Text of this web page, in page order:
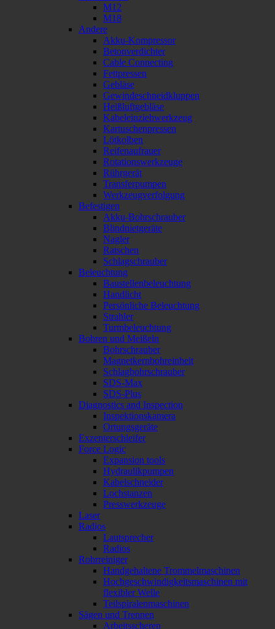
M12
M18
Andere
Akku-Kompressor
Betonverdichter
Cable Connecting
Fettpressen
Gebläse
Gewindeschneidkluppen
Heißluftgebläse
Kabeleinziehwerkzeug
Kartuschenpressen
Lötkolben
Reifenaufrauer
Rotationswerkzeuge
Rührgerät
Transferpumpen
Werkzeugverfolgung
Befestigen
Akku-Bohrschrauber
Blindnietgeräte
Nagler
Ratschen
Schlagschrauber
Beleuchtung
Baustellenbeleuchtung
Handlicht
Persönliche Beleuchtung
Strahler
Turmbeleuchtung
Bohren und Meißeln
Bohrschrauber
Magnetkernbohreinheit
Schlagbohrschrauber
SDS-Max
SDS-Plus
Diagnostics and Inspection
Inspektionskamera
Ortungsgeräte
Exzenterschleifer
Force Logic
Expansion tools
Hydraulikpumpen
Kabelschneider
Lochstanzen
Presswerkzeuge
Laser
Radios
Lautsprecher
Radios
Rohrreiniger
Handgehaltene Trommelmaschinen
Hochgeschwindigkeitsmaschinen mit
flexibler Welle
Teilspiralenmaschinen
Sägen und Trennen
Arbeitsscheren